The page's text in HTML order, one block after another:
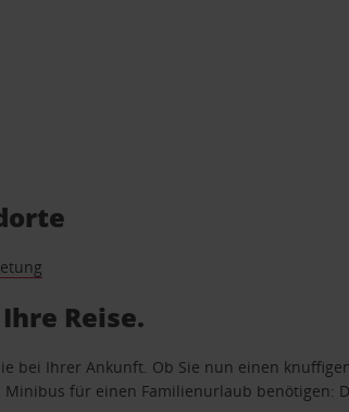
Reise.
bei Ihrer Ankunft. Ob Sie nun einen
für einen Familienurlaub benötigen: